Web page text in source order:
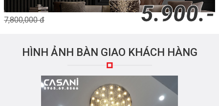
7,800,000 đ 5.900.-
HÌNH ẢNH BÀN GIAO KHÁCH HÀNG